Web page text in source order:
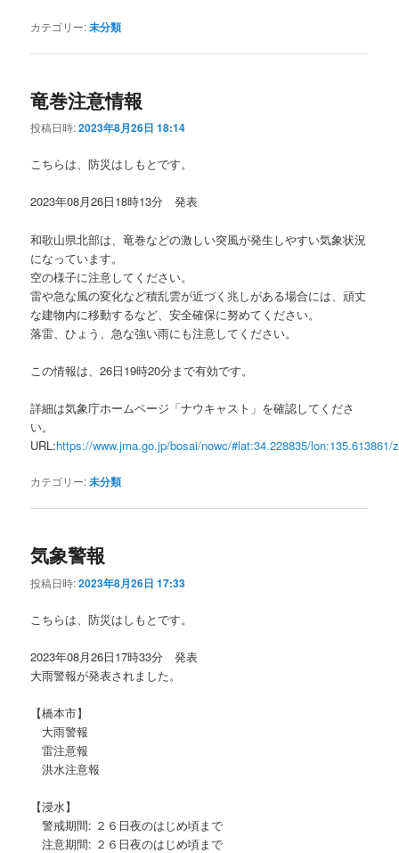
カテゴリー:未分類
竜巻注意情報
投稿日時:2023年8月26日 18:14
こちらは、防災はしもとです。
2023年08月26日18時13分 発表
和歌山県北部は、竜巻などの激しい突風が発生しやすい気象状況
になっています。
空の様子に注意してください。
雷や急な風の変化など積乱雲が近づく兆しがある場合には、頑丈
な建物内に移動するなど、安全確保に努めてください。
落雷、ひょう、急な強い雨にも注意してください。
この情報は、26日19時20分まで有効です。
詳細は気象庁ホームページ「ナウキャスト」を確認してくださ
い。
URL:https://www.jma.go.jp/bosai/nowc/#lat:34.228835/
カテゴリー:未分類
気象警報
投稿日時:2023年8月26日 17:33
こちらは、防災はしもとです。
2023年08月26日17時33分 発表
大雨警報が発表されました。
【橋本市】
大雨警報
雷注意報
洪水注意報
【浸水】
警戒期間: ２６日夜のはじめ頃まで
注意期間: ２６日夜のはじめ頃まで